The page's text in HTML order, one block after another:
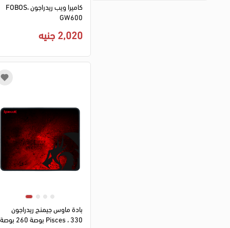
كاميرا ويب ريدراجون ،FOBOS
GW600
2,020 جنيه
بادة ماوس جيمنج ريدراجون
Pisces ، 330 بوصة 260 بوصة